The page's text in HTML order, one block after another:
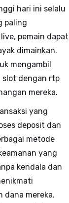
hari ini selalu
paling
pemain dapat
dimainkan.
mengambil
slot dengan rtp
mereka.
yang
deposit dan
metode
yang
kendala dan
dana mereka.